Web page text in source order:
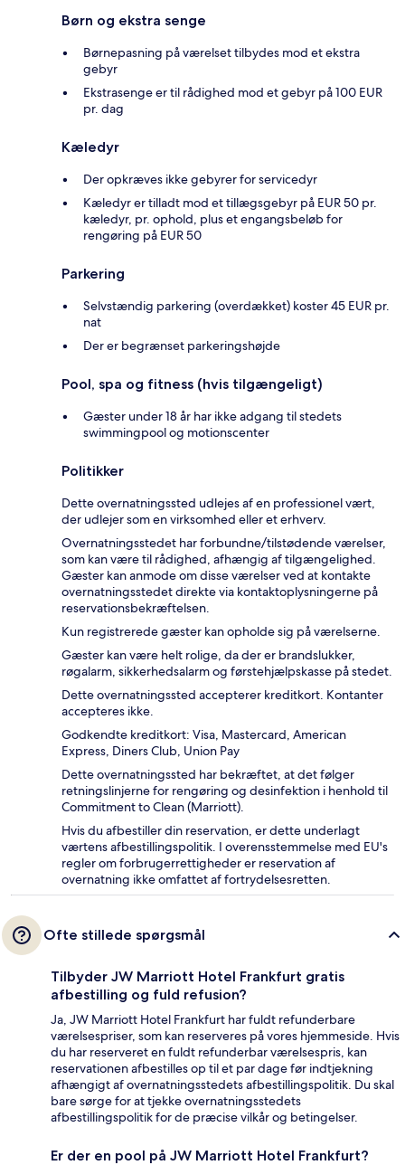
Børn og ekstra senge
Børnepasning på værelset tilbydes mod et ekstra
gebyr
Ekstrasenge er til rådighed mod et gebyr på 100 EUR
pr. dag
Kæledyr
Der opkræves ikke gebyrer for servicedyr
Kæledyr er tilladt mod et tillægsgebyr på EUR 50 pr.
kæledyr, pr. ophold, plus et engangsbeløb for
rengøring på EUR 50
Parkering
Selvstændig parkering (overdækket) koster 45 EUR pr.
nat
Der er begrænset parkeringshøjde
Pool, spa og fitness (hvis tilgængeligt)
Gæster under 18 år har ikke adgang til stedets
swimmingpool og motionscenter
Politikker
Dette overnatningssted udlejes af en professionel vært,
der udlejer som en virksomhed eller et erhverv.
Overnatningsstedet har forbundne/tilstødende værelser,
som kan være til rådighed, afhængig af tilgængelighed.
Gæster kan anmode om disse værelser ved at kontakte
overnatningsstedet direkte via kontaktoplysningerne på
reservationsbekræftelsen.
Kun registrerede gæster kan opholde sig på værelserne.
Gæster kan være helt rolige, da der er brandslukker,
røgalarm, sikkerhedsalarm og førstehjælpskasse på stedet.
Dette overnatningssted accepterer kreditkort. Kontanter
accepteres ikke.
Godkendte kreditkort: Visa, Mastercard, American
Express, Diners Club, Union Pay
Dette overnatningssted har bekræftet, at det følger
retningslinjerne for rengøring og desinfektion i henhold til
Commitment to Clean (Marriott).
Hvis du afbestiller din reservation, er dette underlagt
værtens afbestillingspolitik. I overensstemmelse med EU's
regler om forbrugerrettigheder er reservation af
overnatning ikke omfattet af fortrydelsesretten.
Ofte stillede spørgsmål
Tilbyder JW Marriott Hotel Frankfurt gratis
afbestilling og fuld refusion?
Ja, JW Marriott Hotel Frankfurt har fuldt refunderbare
værelsespriser, som kan reserveres på vores hjemmeside. Hvis
du har reserveret en fuldt refunderbar værelsespris, kan
reservationen afbestilles op til et par dage før indtjekning
afhængigt af overnatningsstedets afbestillingspolitik. Du skal
bare sørge for at tjekke overnatningsstedets
afbestillingspolitik for de præcise vilkår og betingelser.
Er der en pool på JW Marriott Hotel Frankfurt?